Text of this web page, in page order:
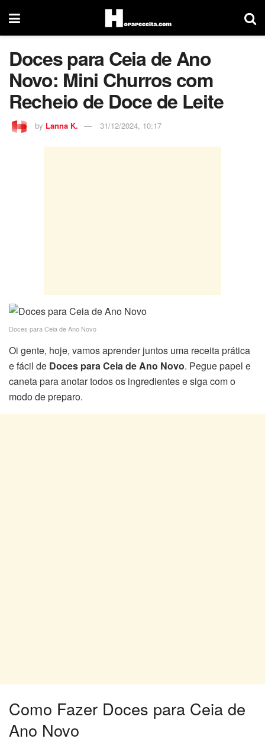
Doces para Ceia de Ano
Novo: Mini Churros com
Recheio de Doce de Leite
by Lanna K. 31/12/2024, 10:17
Doces para Ceia de Ano Novo
Oi gente, hoje, vamos aprender juntos uma receita prática
e fácil de Doces para Ceia de Ano Novo. Pegue papel e
caneta para anotar todos os ingredientes e siga com o
modo de preparo.
Como Fazer Doces para Ceia de
Ano Novo